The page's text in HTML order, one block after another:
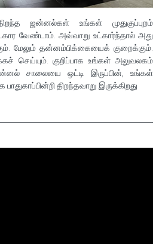
ஜன்னல்கள் உங்கள் முதுகுப்புறம்
வேண்டாம். அவ்வாறு உட்கார்ந்தால் அது
மேலும் தன்னம்பிக்கையைக் குறைக்கும்.
செய்யும். குறிப்பாக உங்கள் அலுவலகம்
சாலையை ஒட்டி இருப்பின், உங்கள்
திறந்தவாறு இருக்கிறது